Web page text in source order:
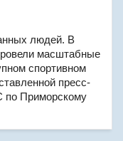
людей. В
масштабные
спортивном
пресс-
по Приморскому